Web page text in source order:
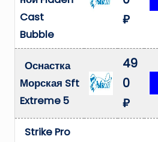
Cast
Bubble
₽
Оснастка
Морская Sft
Extreme 5
49
0
₽
Strike Pro